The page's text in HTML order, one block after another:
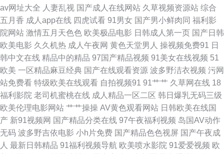
超碰 高清91ncn 黑丝操av 久久草超碰 欧美自慰一区 日韩肏屄片 婷婷五月花
激情 亚洲少妇午夜激情 福利视频久 精品久久伊人超碰 欧美性爱二区 日韩色
黄网 熟女少妇系列 91吃瓜国产视频 国产探花123 另类在线 青青草国产播放
日韩AB 在线黑丝91 91网站在线看 俺也操激情五月天 大香蕉AB片 国产一二
三四视频 另类网站 日本成人A片网 神马黄色影院 在线a久青草视频 aaa青青
草网 成人AV资源站 国产另类在线 精品国产91 欧美福利电影 日本人妻熟妇
av网址大全 人妻乱视 国产成人在线网站 久草视频资源站 综合
五月香 成人app在线 四虎试看 91男女 国产男小鲜肉同 福利影
院网站 激情五月天色色 欧美极品电影 日韩成人第一页 国产日韩
欧美电影 久久机热 成人午夜网 黄色天堂男人 操视频免费91 日
韩中文在线 精品中的精品 97国产精品视频 91美女在线视频 51
欧美 一区精品麻豆经典 国产在线观看资源 波多野洁衣视频 污网
站免费看 特级欧美在线观看 自拍视频91 91艹艹 久草网在线 18
福利影院 老司机蜜桃在线 成人精品一区二区 韩日爆乳无码三级
欧美伦理电影网站 艹艹操操 AV黄色观看网站 日韩欧美在线国
产 新91视频网 国产精品分类在线 97午夜福利视频 岛国AV动作
无码 波多野吉依电影 小h片免费 国产精品色色视屏 国产午夜成
人 最新日韩精品 91福利视频导航 欧美喷水影院 91爱爱视频 欧